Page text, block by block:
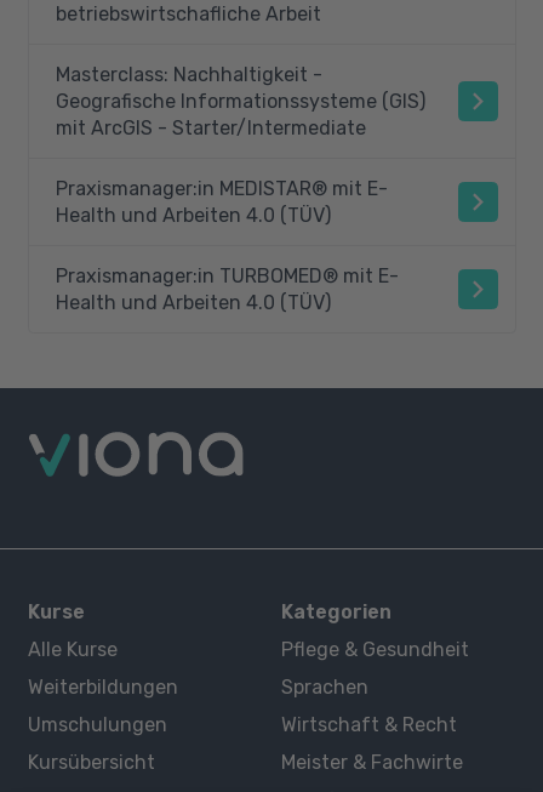
betriebswirtschafliche Arbeit
Masterclass: Nachhaltigkeit -
Geografische Informationssysteme (GIS)
mit ArcGIS - Starter/Intermediate
Praxismanager:in MEDISTAR® mit E-
Health und Arbeiten 4.0 (TÜV)
Praxismanager:in TURBOMED® mit E-
Health und Arbeiten 4.0 (TÜV)
Kurse
Alle Kurse
Weiterbildungen
Umschulungen
Kursübersicht
Kategorien
Pflege & Gesundheit
Sprachen
Wirtschaft & Recht
Meister & Fachwirte